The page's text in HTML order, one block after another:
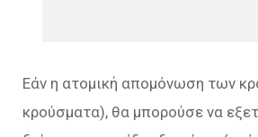
Εάν η ατομική απομόνωση των
κρούσματα), θα μπορούσε να